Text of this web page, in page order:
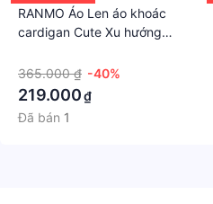
RANMO Áo Len áo khoác
cardigan Cute Xu hướng
A91K78S38Z230918
365.000 ₫ -40%
219.000₫
Đã bán 1